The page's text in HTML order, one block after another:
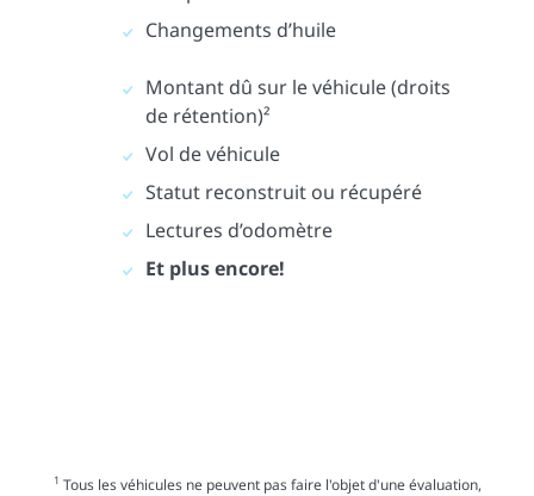
Changements d’huile
Montant dû sur le véhicule (droits
de rétention)²
Vol de véhicule
Statut reconstruit ou récupéré
Lectures d’odomètre
Et plus encore!
1 Tous les véhicules ne peuvent pas faire l'objet d'une évaluation,